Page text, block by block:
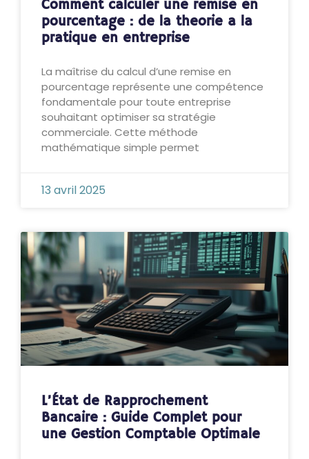
Comment calculer une remise en
pourcentage : de la theorie a la
pratique en entreprise
La maîtrise du calcul d’une remise en
pourcentage représente une compétence
fondamentale pour toute entreprise
souhaitant optimiser sa stratégie
commerciale. Cette méthode
mathématique simple permet
13 avril 2025
L’État de Rapprochement
Bancaire : Guide Complet pour
une Gestion Comptable Optimale